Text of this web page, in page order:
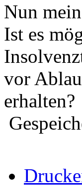
Nun
Ist es
vor
erhalten?